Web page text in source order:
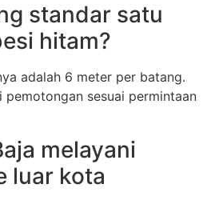
standar satu
hitam?
adalah 6 meter per batang.
pemotongan sesuai permintaan
melayani
luar kota